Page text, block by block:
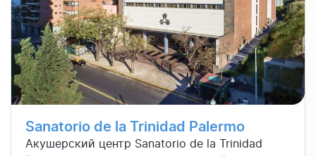
Sanatorio de la Trinidad Palermo
Акушерский центр Sanatorio de la Trinidad